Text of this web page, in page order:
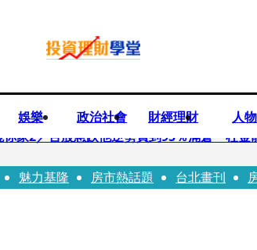
娛樂 政治社會 財經理財 人物
你家2／台股急跌他逆勢買到95％滿倉 杜金
寵物月 寵物食品大廠偕獸醫師提醒飼主四大
魅力基隆 房市熱話題 台北畫刊